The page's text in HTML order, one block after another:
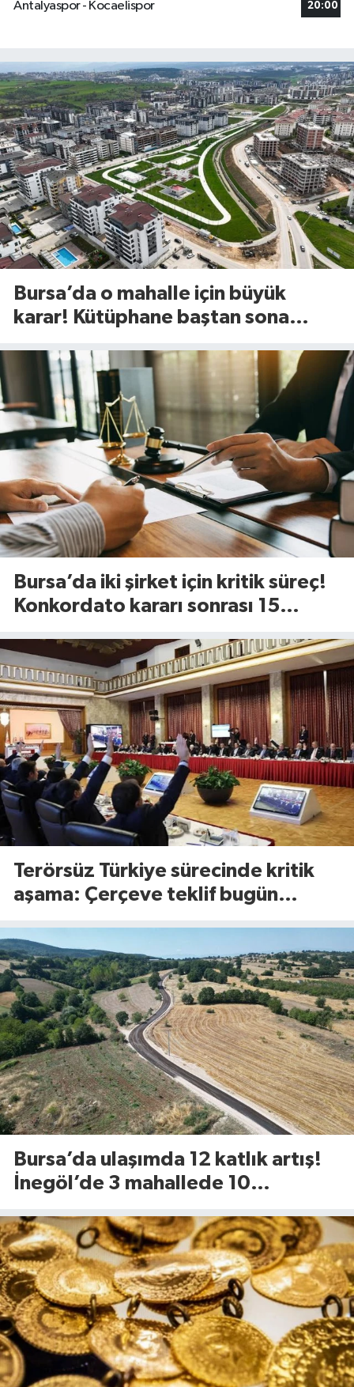
Antalyaspor - Kocaelispor 20:00
Bursa’da o mahalle için büyük
karar! Kütüphane baştan sona
Bursa’da iki şirket için kritik süreç!
Konkordato kararı sonrası 15
Terörsüz Türkiye sürecinde kritik
aşama: Çerçeve teklif bugün
Bursa’da ulaşımda 12 katlık artış!
İnegöl’de 3 mahallede 10